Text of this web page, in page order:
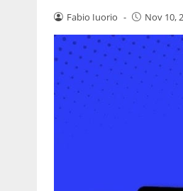
Fabio Iuorio - Nov 10,